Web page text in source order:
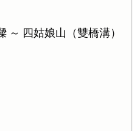
～ 四姑娘山（雙橋溝）